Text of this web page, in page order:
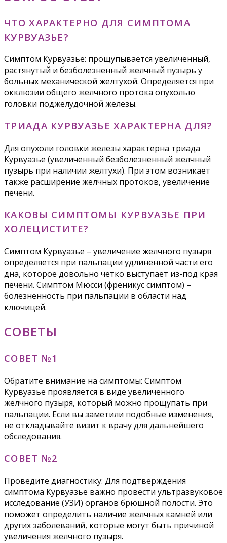
ЧТО ХАРАКТЕРНО ДЛЯ СИМПТОМА
КУРВУАЗЬЕ?
Симптом Курвуазье: прощупывается увеличенный,
растянутый и безболезненный желчный пузырь у
больных механической желтухой. Определяется при
окклюзии общего желчного протока опухолью
головки поджелудочной железы.
ТРИАДА КУРВУАЗЬЕ ХАРАКТЕРНА ДЛЯ?
Для опухоли головки железы характерна триада
Курвуазье (увеличенный безболезненный желчный
пузырь при наличии желтухи). При этом возникает
также расширение желчных протоков, увеличение
печени.
КАКОВЫ СИМПТОМЫ КУРВУАЗЬЕ ПРИ
ХОЛЕЦИСТИТЕ?
Симптом Курвуазье – увеличение желчного пузыря
определяется при пальпации удлиненной части его
дна, которое довольно четко выступает из-под края
печени. Симптом Мюсси (френикус симптом) –
болезненность при пальпации в области над
ключицей.
СОВЕТЫ
СОВЕТ №1
Обратите внимание на симптомы: Симптом
Курвуазье проявляется в виде увеличенного
желчного пузыря, который можно прощупать при
пальпации. Если вы заметили подобные изменения,
не откладывайте визит к врачу для дальнейшего
обследования.
СОВЕТ №2
Проведите диагностику: Для подтверждения
симптома Курвуазье важно провести ультразвуковое
исследование (УЗИ) органов брюшной полости. Это
поможет определить наличие желчных камней или
других заболеваний, которые могут быть причиной
увеличения желчного пузыря.